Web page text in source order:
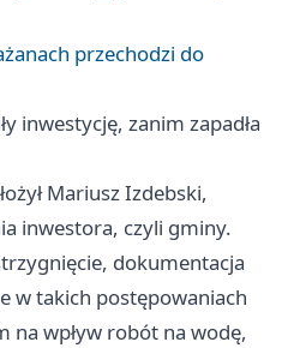
przechodzi do
inwestycję, zanim zapadła
Mariusz Izdebski,
inwestora, czyli gminy.
dokumentacja
w takich postępowaniach
na wpływ robót na wodę,